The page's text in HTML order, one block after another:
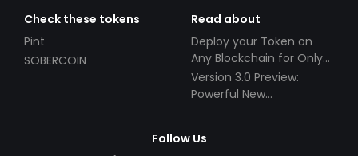
Check these tokens
Pint
SOBERCOIN
Read about
Deploy your Token on
Any Blockchain for Only
$49!
Version 3.0 Preview:
Powerful New
Follow Us